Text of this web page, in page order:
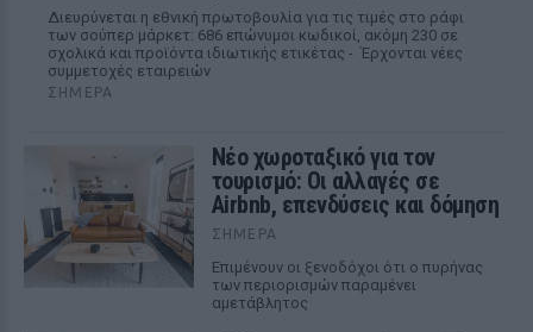
Διευρύνεται η εθνική πρωτοβουλία για τις τιμές στο ράφι
των σούπερ μάρκετ: 686 επώνυμοι κωδικοί, ακόμη 230 σε
σχολικά και προϊόντα ιδιωτικής ετικέτας - Έρχονται νέες
συμμετοχές εταιρειών
ΣΉΜΕΡΑ
Νέο χωροταξικό για τον
τουρισμό: Οι αλλαγές σε
Airbnb, επενδύσεις και δόμηση
ΣΉΜΕΡΑ
Επιμένουν οι ξενοδόχοι ότι ο πυρήνας
των περιορισμών παραμένει
αμετάβλητος